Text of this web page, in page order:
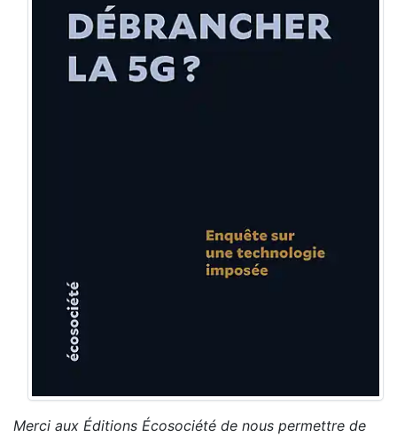
Merci aux Éditions Écosociété de nous permettre de